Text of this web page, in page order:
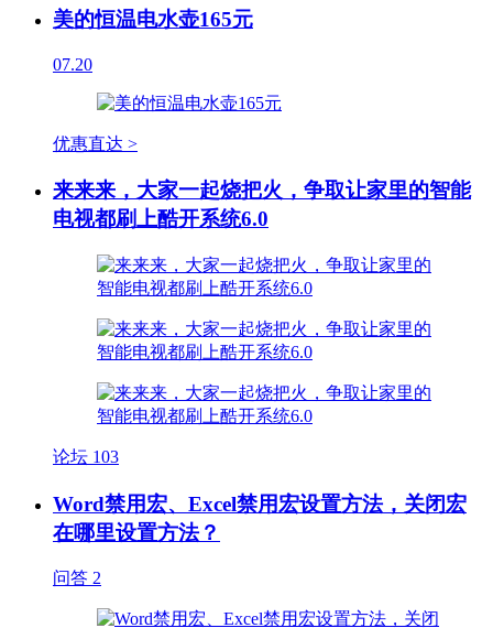
美的恒温电水壶165元
07.20
优惠直达 >
来来来，大家一起烧把火，争取让家里的智能
电视都刷上酷开系统6.0
论坛 103
Word禁用宏、Excel禁用宏设置方法，关闭宏
在哪里设置方法？
问答 2